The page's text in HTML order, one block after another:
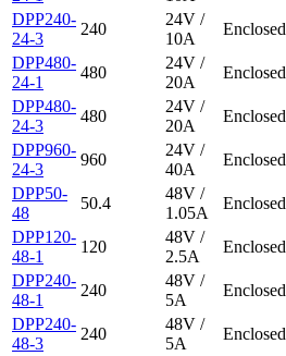
DPP240-
24-3
240
24V /
10A
Enclosed
DPP480-
24-1
480
24V /
20A
Enclosed
DPP480-
24-3
480
24V /
20A
Enclosed
DPP960-
24-3
960
24V /
40A
Enclosed
DPP50-
48
50.4
48V /
1.05A
Enclosed
DPP120-
48-1
120
48V /
2.5A
Enclosed
DPP240-
48-1
240
48V /
5A
Enclosed
DPP240-
48-3
240
48V /
5A
Enclosed